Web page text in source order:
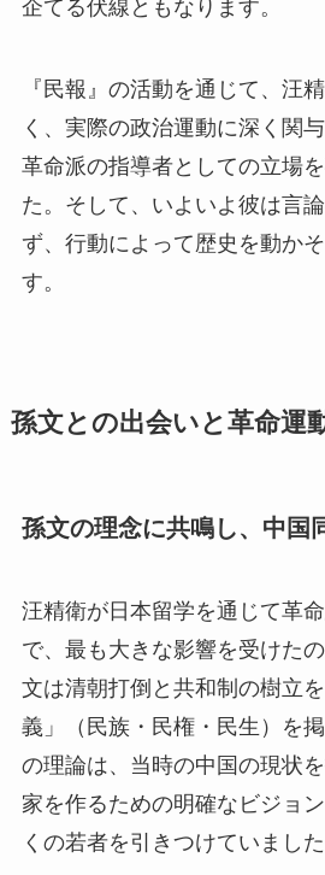
企てる伏線ともなります。
『民報』の活動を通じて、汪
く、実際の政治運動に深く関
革命派の指導者としての立場
た。そして、いよいよ彼は言
ず、行動によって歴史を動か
す。
孫文との出会いと革命運
孫文の理念に共鳴し、中国
汪精衛が日本留学を通じて革
で、最も大きな影響を受けた
文は清朝打倒と共和制の樹立
義」（民族・民権・民生）を
の理論は、当時の中国の現状
家を作るための明確なビジョ
くの若者を引きつけていました